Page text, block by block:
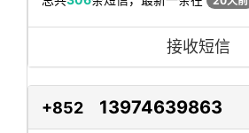
接收短信
+852 13974639863